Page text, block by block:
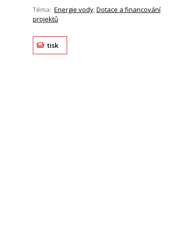
Téma: Energie vody, Dotace a financování
projektů
tisk